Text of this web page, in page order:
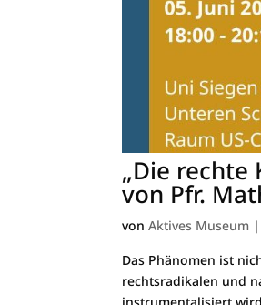
„Die rechte
von Pfr.
vonAktives Museum |
Das Phänomen ist
rechtsradikalen und
instrumentalisiert